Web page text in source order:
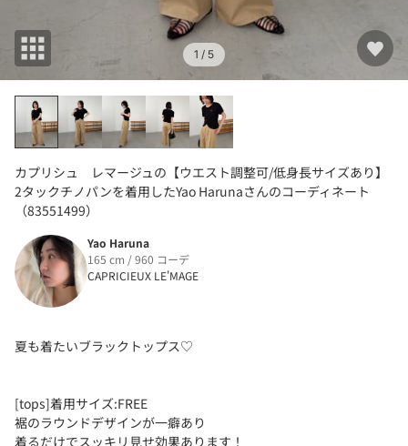
1 / 5
カプリシュ レマージュの【ウエスト調整可/低身長サイズあり】
2タックチノパンを着用したYao Harunaさんのコーディネート
（83551499）
Yao Haruna
165 cm / 960 コーデ
CAPRICIEUX LE'MAGE
夏も着たいブラックトップス♡
[tops]着用サイズ:FREE
裾のラウンドデザインが一癖あり
着るだけでスッキリ見せ効果あります！